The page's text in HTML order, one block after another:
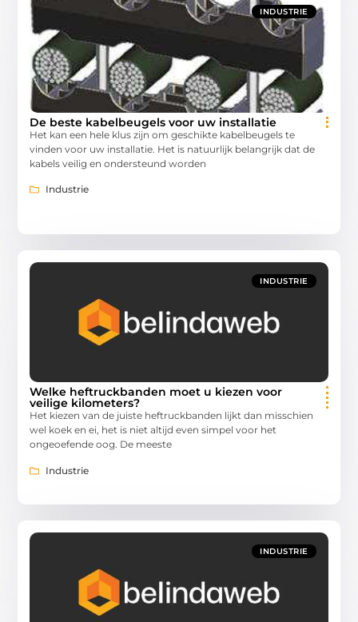
INDUSTRIE
De beste kabelbeugels voor uw installatie
Het kan een hele klus zijn om geschikte kabelbeugels te
vinden voor uw installatie. Het is natuurlijk belangrijk dat de
kabels veilig en ondersteund worden
Industrie
INDUSTRIE
Welke heftruckbanden moet u kiezen voor
veilige kilometers?
Het kiezen van de juiste heftruckbanden lijkt dan misschien
wel koek en ei, het is niet altijd even simpel voor het
ongeoefende oog. De meeste
Industrie
INDUSTRIE